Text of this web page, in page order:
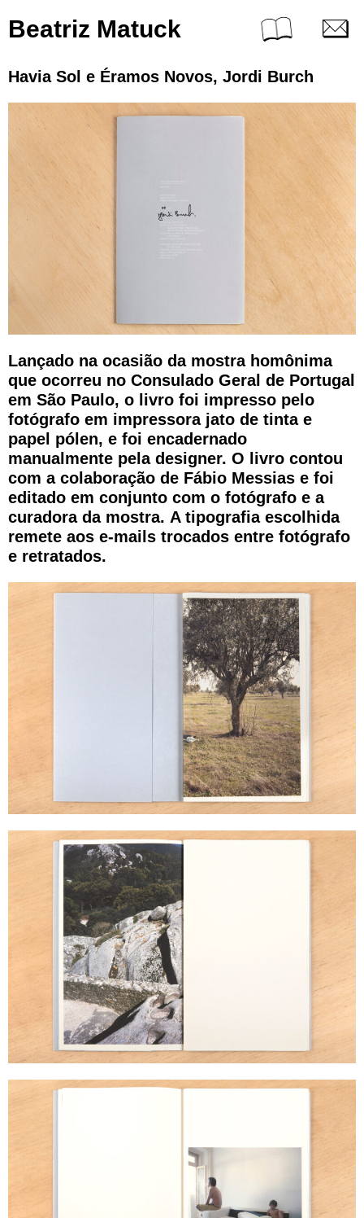
Beatriz Matuck
Havia Sol e Éramos Novos, Jordi Burch
Lançado na ocasião da mostra homônima
que ocorreu no Consulado Geral de Portugal
em São Paulo, o livro foi impresso pelo
fotógrafo em impressora jato de tinta e
papel pólen, e foi encadernado
manualmente pela designer. O livro contou
com a colaboração de Fábio Messias e foi
editado em conjunto com o fotógrafo e a
curadora da mostra. A tipografia escolhida
remete aos e-mails trocados entre fotógrafo
e retratados.